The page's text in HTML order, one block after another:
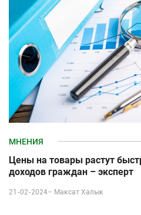
МНЕНИЯ
Цены на товары растут
доходов граждан – эксперт
21-02-2024– Максат Халык